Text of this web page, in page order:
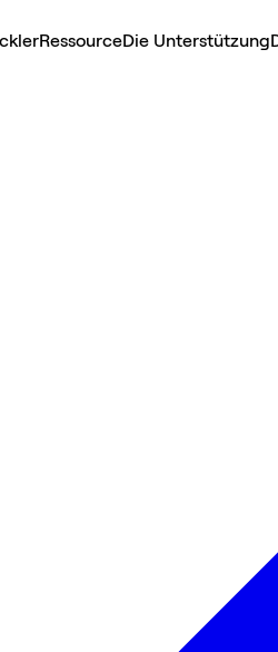
RessourceDie Unterstützung